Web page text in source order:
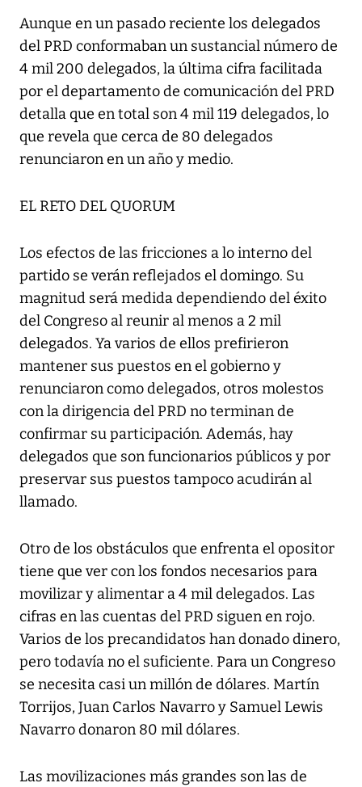
Aunque en un pasado reciente los delegados
del PRD conformaban un sustancial número de
4 mil 200 delegados, la última cifra facilitada
por el departamento de comunicación del PRD
detalla que en total son 4 mil 119 delegados, lo
que revela que cerca de 80 delegados
renunciaron en un año y medio.
EL RETO DEL QUORUM
Los efectos de las fricciones a lo interno del
partido se verán reflejados el domingo. Su
magnitud será medida dependiendo del éxito
del Congreso al reunir al menos a 2 mil
delegados. Ya varios de ellos prefirieron
mantener sus puestos en el gobierno y
renunciaron como delegados, otros molestos
con la dirigencia del PRD no terminan de
confirmar su participación. Además, hay
delegados que son funcionarios públicos y por
preservar sus puestos tampoco acudirán al
llamado.
Otro de los obstáculos que enfrenta el opositor
tiene que ver con los fondos necesarios para
movilizar y alimentar a 4 mil delegados. Las
cifras en las cuentas del PRD siguen en rojo.
Varios de los precandidatos han donado dinero,
pero todavía no el suficiente. Para un Congreso
se necesita casi un millón de dólares. Martín
Torrijos, Juan Carlos Navarro y Samuel Lewis
Navarro donaron 80 mil dólares.
Las movilizaciones más grandes son las de